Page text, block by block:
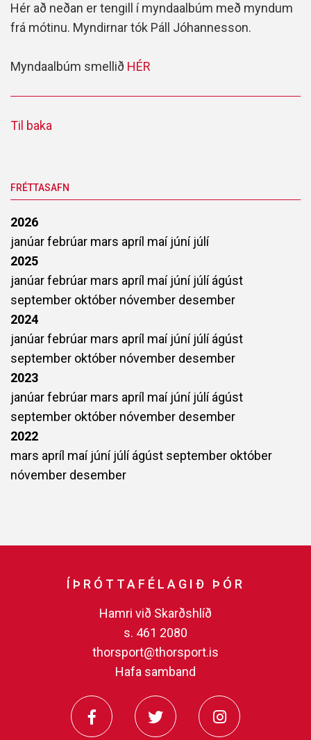
Hér að neðan er tengill í myndaalbúm með myndum
frá mótinu. Myndirnar tók Páll Jóhannesson.
Myndaalbúm smellið HÉR
Til baka
FRÉTTASAFN
2026
janúarfebrúar mars apríl maí júní júlí
2025
janúarfebrúar mars apríl maí júní júlíágúst
september október nóvember desember
2024
janúarfebrúar mars apríl maí júní júlíágúst
september október nóvember desember
2023
janúarfebrúar mars apríl maí júní júlíágúst
september október nóvember desember
2022
mars apríl maí júní júlíágúst september október
nóvember desember
ÍÞRÓTTAFÉLAGIÐ ÞÓR
Hamri við Skarðshlíð
s. 461 2080
thorsport@thorsport.is
Hafa samband